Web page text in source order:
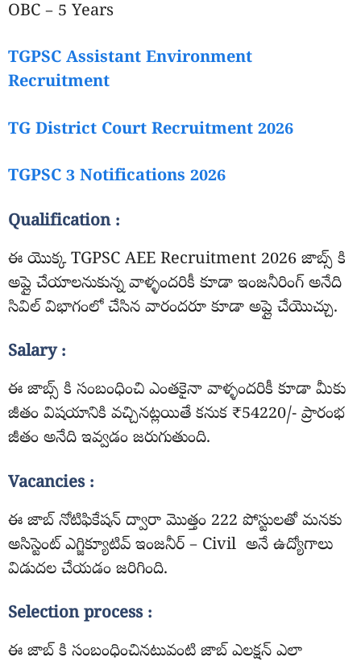
OBC – 5 Years
TGPSC Assistant Environment
Recruitment
TG District Court Recruitment 2026
TGPSC 3 Notifications 2026
Qualification :
ఈ యొక్క TGPSC AEE Recruitment 2026 జాబ్స్ కి
అప్లై చేయాలనుకున్న వాళ్ళందరికీ కూడా ఇంజనీరింగ్ అనేది
సివిల్ విభాగంలో చేసిన వారందరూ కూడా అప్లై చేయొచ్చు.
Salary :
ఈ జాబ్స్ కి సంబంధించి ఎంతకైనా వాళ్ళందరికీ కూడా మీకు
జీతం విషయానికి వచ్చినట్లయితే కనుక ₹54220/- ప్రారంభ
జీతం అనేది ఇవ్వడం జరుగుతుంది.
Vacancies :
ఈ జాబ్ నోటిఫికేషన్ ద్వారా మొత్తం 222 పోస్టులతో మనకు
అసిస్టెంట్ ఎగ్జిక్యూటివ్ ఇంజనీర్ – Civil అనే ఉద్యోగాలు
విడుదల చేయడం జరిగింది.
Selection process :
ఈ జాబ్ కి సంబంధించినటువంటి జాబ్ ఎలక్షన్ ఎలా